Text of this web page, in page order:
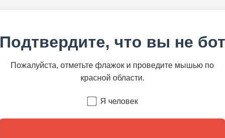
Подтвердите, что вы не бот
Пожалуйста, отметьте флажок и проведите мышью по
красной области.
Я человек